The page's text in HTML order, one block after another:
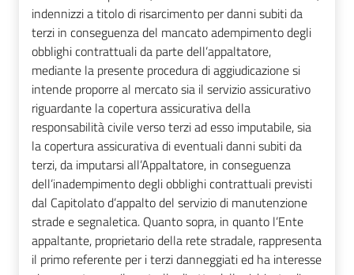
indennizzi a titolo di risarcimento per danni subiti da
terzi in conseguenza del mancato adempimento degli
obblighi contrattuali da parte dell’appaltatore,
mediante la presente procedura di aggiudicazione si
intende proporre al mercato sia il servizio assicurativo
riguardante la copertura assicurativa della
responsabilità civile verso terzi ad esso imputabile, sia
la copertura assicurativa di eventuali danni subiti da
terzi, da imputarsi all’Appaltatore, in conseguenza
dell’inadempimento degli obblighi contrattuali previsti
dal Capitolato d’appalto del servizio di manutenzione
strade e segnaletica. Quanto sopra, in quanto l’Ente
appaltante, proprietario della rete stradale, rappresenta
il primo referente per i terzi danneggiati ed ha interesse